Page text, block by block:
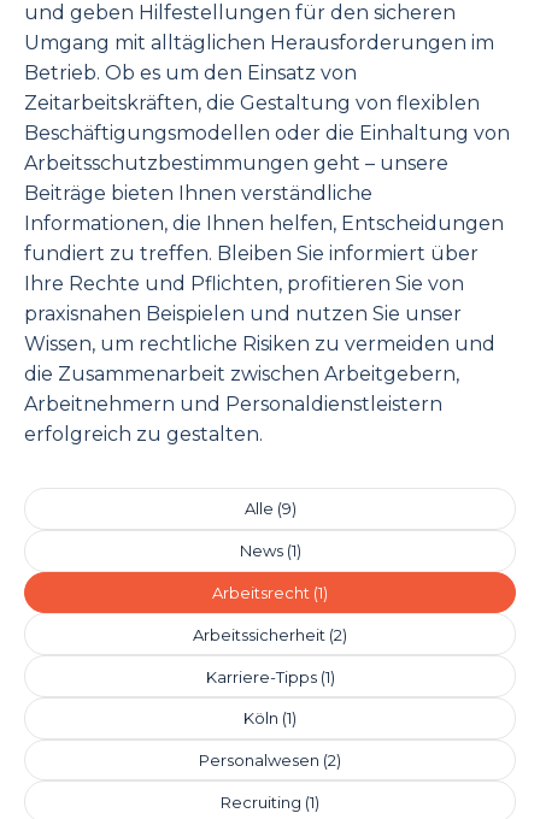
und geben Hilfestellungen für den sicheren
Umgang mit alltäglichen Herausforderungen im
Betrieb. Ob es um den Einsatz von
Zeitarbeitskräften, die Gestaltung von flexiblen
Beschäftigungsmodellen oder die Einhaltung von
Arbeitsschutzbestimmungen geht – unsere
Beiträge bieten Ihnen verständliche
Informationen, die Ihnen helfen, Entscheidungen
fundiert zu treffen. Bleiben Sie informiert über
Ihre Rechte und Pflichten, profitieren Sie von
praxisnahen Beispielen und nutzen Sie unser
Wissen, um rechtliche Risiken zu vermeiden und
die Zusammenarbeit zwischen Arbeitgebern,
Arbeitnehmern und Personaldienstleistern
erfolgreich zu gestalten.
Alle (9)
News (1)
Arbeitsrecht (1)
Arbeitssicherheit (2)
Karriere-Tipps (1)
Köln (1)
Personalwesen (2)
Recruiting (1)